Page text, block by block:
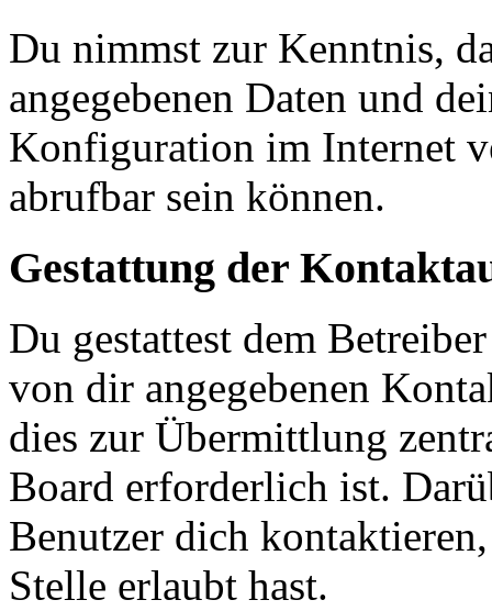
Du nimmst zur Kenntnis,
angegebenen Daten und
Konfiguration im Internet
abrufbar sein können.
Gestattung der
Du gestattest dem
von dir angegebenen
dies zur Übermittlung
Board erforderlich ist.
Benutzer dich
Stelle erlaubt hast.